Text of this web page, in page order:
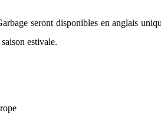
seront disponibles en anglais
estivale.